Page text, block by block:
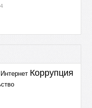
Интернет Коррупция